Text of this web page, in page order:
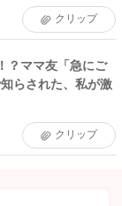
クリップ
？ママ友「急にご
らされた、私が激
クリップ